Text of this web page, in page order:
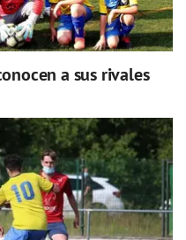
a sus rivales